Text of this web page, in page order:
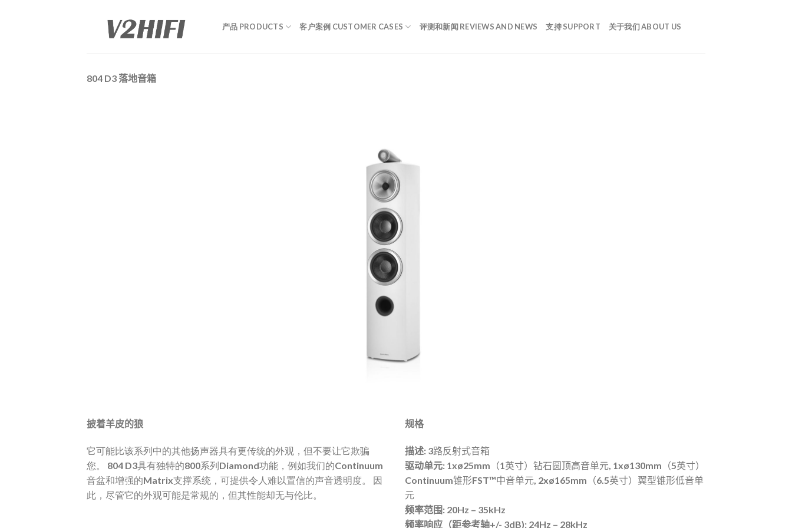
产品 PRODUCTS 客户案例 CUSTOMER CASES 评测和新闻 REVIEWS AND NEWS 支持 SUPPORT 关于我们 ABOUT US
804 D3 落地音箱
披着羊皮的狼
它可能比该系列中的其他扬声器具有更传统的外观，但不要让它欺骗
您。
804 D3具有独特的800系列Diamond功能，例如我们的Continuum
音盆和增强的Matrix支撑系统，可提供令人难以置信的声音透明度。
因
此，尽管它的外观可能是常规的，但其性能却无与伦比。
规格
描述: 3路反射式音箱
驱动单元: 1xø25mm（1英寸）钻石圆顶高音单元, 1xø130mm（5英寸）
Continuum锥形FST™中音单元, 2xø165mm（6.5英寸）翼型锥形低音单
元
频率范围: 20Hz – 35kHz
频率响应（距参考轴+/- 3dB): 24Hz – 28kHz